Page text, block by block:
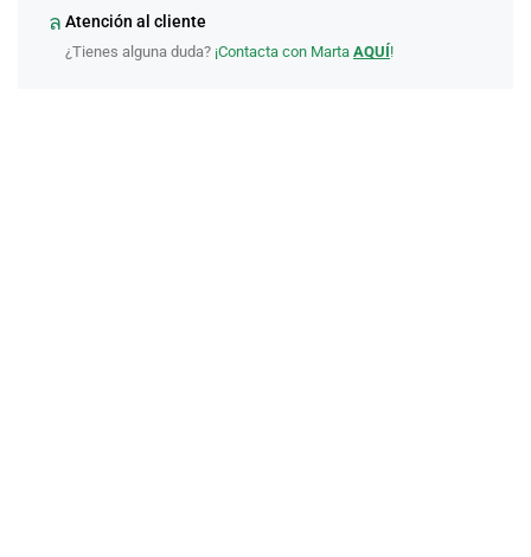
Atención al cliente
¿Tienes alguna duda? ¡Contacta con Marta AQUÍ!